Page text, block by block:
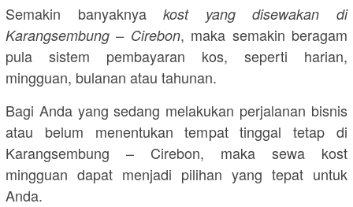
Semakin banyaknyakost yang disewakan di
Karangsembung – Cirebon, maka semakin beragam
pula sistem pembayaran kos, seperti harian,
mingguan, bulanan atau tahunan.
Bagi Anda yang sedang melakukan perjalanan bisnis
atau belum menentukan tempat tinggal tetap di
Karangsembung – Cirebon, maka sewa kost
mingguan dapat menjadi pilihan yang tepat untuk
Anda.